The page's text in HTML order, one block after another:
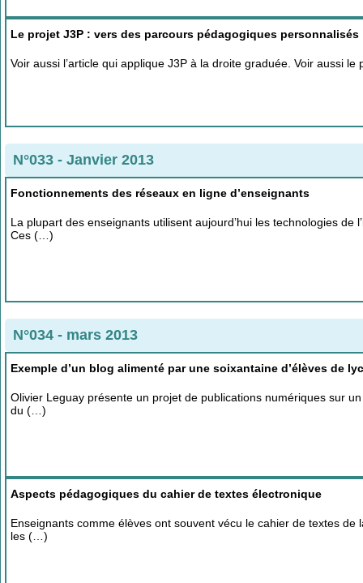
Le projet J3P : vers des parcours pédagogiques personnalisés
Voir aussi l’article qui applique J3P à la droite graduée. Voir aussi
N°033 - Janvier 2013
Fonctionnements des réseaux en ligne d’enseignants
La plupart des enseignants utilisent aujourd’hui les technologies
Ces (…)
N°034 - mars 2013
Exemple d’un blog alimenté par une soixantaine d’élèves de
Olivier Leguay présente un projet de publications numériques sur
du (…)
Aspects pédagogiques du cahier de textes électronique
Enseignants comme élèves ont souvent vécu le cahier de textes de
les (…)